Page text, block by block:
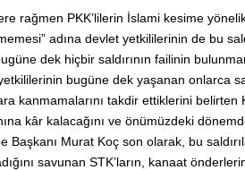
rağmen PKK’lilerin İslami kesime yönelik
adına devlet yetkililerinin de bu
dek hiçbir saldırının failinin
bugüne dek yaşanan onlarca
kanmamalarını takdir ettiklerini belirten
kâr kalacağını ve önümüzdeki
Başkanı Murat Koç son olarak, bu
savunan STK’ların, kanaat